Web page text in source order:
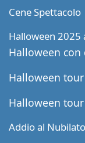
Cene Spettacolo
Halloween 2025
Halloween
Halloween
Halloween
Addio al